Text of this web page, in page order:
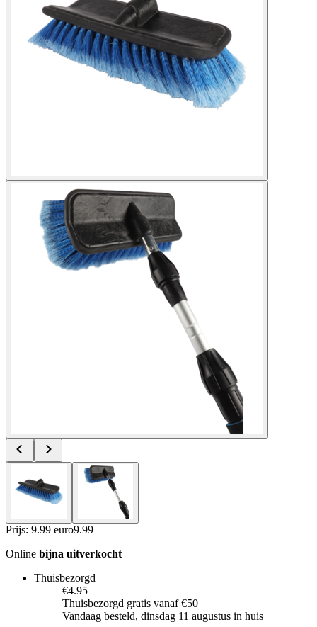
Prijs: 9.99 euro9.99
Online bijna uitverkocht
Thuisbezorgd
€4.95
Thuisbezorgd gratis vanaf €50
Vandaag besteld, dinsdag 11 augustus in huis